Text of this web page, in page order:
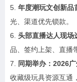
5. 年度潮玩文创新品
光、渠道优先锁款。
6. 头部直播达人现场
品、签约上架、直播
7.
同期举办： 2026
收藏级玩具资源互通